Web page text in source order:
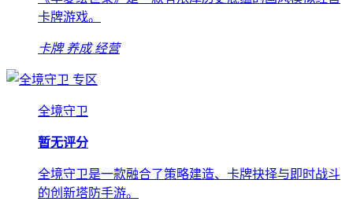
卡牌游戏。
卡牌 养成 经营
专区
全境守卫
暂无评分
全境守卫是一款融合了策略建造、卡牌抉择与即时战斗
的创新塔防手游。